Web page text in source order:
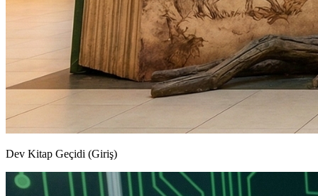
Dev Kitap Geçidi (Giriş)